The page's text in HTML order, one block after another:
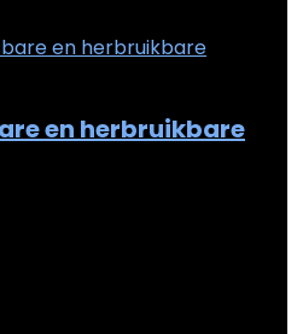
en herbruikbare